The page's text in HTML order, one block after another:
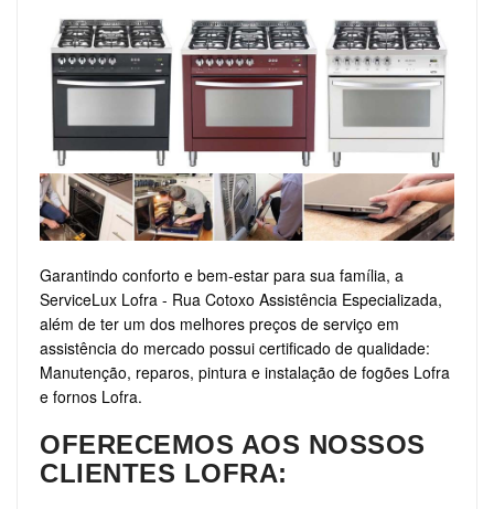
Garantindo conforto e bem-estar para sua família, a
ServiceLux Lofra - Rua Cotoxo Assistência Especializada,
além de ter um dos melhores preços de serviço em
assistência do mercado possui certificado de qualidade:
Manutenção, reparos, pintura e instalação de fogões Lofra
e fornos Lofra.
OFERECEMOS AOS NOSSOS
CLIENTES LOFRA: